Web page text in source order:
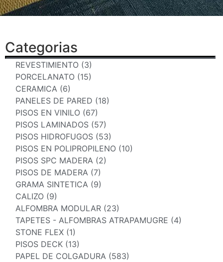
Categorias
REVESTIMIENTO (3)
PORCELANATO (15)
CERAMICA (6)
PANELES DE PARED (18)
PISOS EN VINILO (67)
PISOS LAMINADOS (57)
PISOS HIDROFUGOS (53)
PISOS EN POLIPROPILENO (10)
PISOS SPC MADERA (2)
PISOS DE MADERA (7)
GRAMA SINTETICA (9)
CALIZO (9)
ALFOMBRA MODULAR (23)
TAPETES - ALFOMBRAS ATRAPAMUGRE (4)
STONE FLEX (1)
PISOS DECK (13)
PAPEL DE COLGADURA (583)